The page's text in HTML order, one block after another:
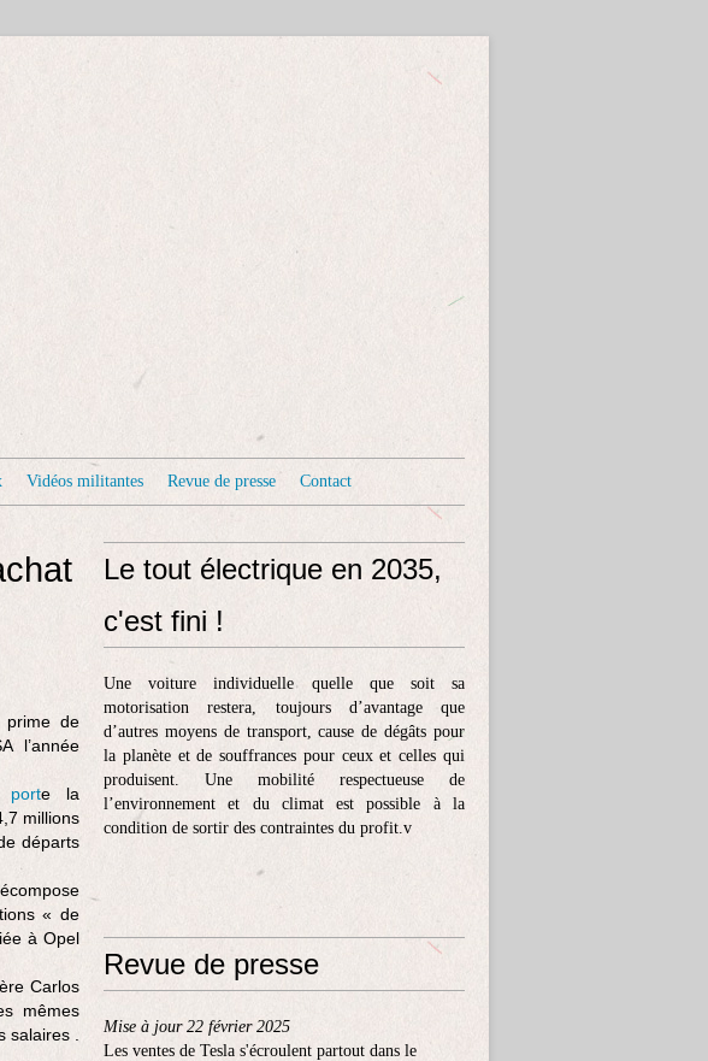
Vidéos militantes Revue de presse Contact
prime de
l’année
porte la
millions
départs
« de
à Opel
Carlos
mêmes
.
Le tout électrique en 2035,
c'est fini !
Une voiture individuelle quelle que soit sa
motorisation restera, toujours d’avantage que
d’autres moyens de transport, cause de dégâts pour
la planète et de souffrances pour ceux et celles qui
produisent. Une mobilité respectueuse de
l’environnement et du climat est possible à la
condition de sortir des contraintes du profit.v
Revue de presse
Mise à jour 22 février 2025
Les ventes de Tesla s'écroulent partout dans le